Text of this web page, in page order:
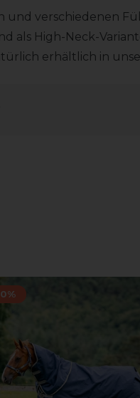
und verschiedenen
als High-Neck-
erhältlich in